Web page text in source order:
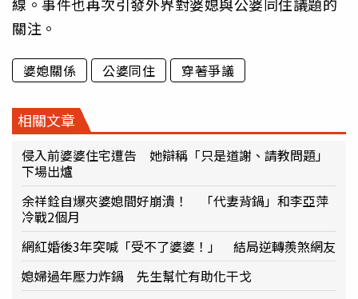
關注。
婆媳關係 公婆同住 穿著爭議
相關文章
侵入前婆婆住宅遭告 她辯稱「只是道謝、請教問題」
下場出爐
余祥銓自爆夾婆媳間好崩潰！ 「代妻背鍋」和李亞萍
冷戰2個月
網紅婚後3年突喊「受不了婆婆！」 結局逆轉羨煞網友
媳婦過年壓力炸鍋 先生幫忙有助化干戈